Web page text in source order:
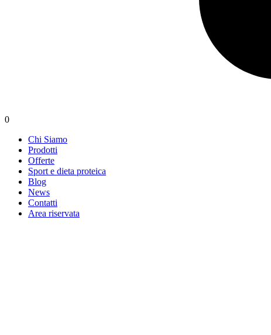
0
Chi Siamo
Prodotti
Offerte
Sport e dieta proteica
Blog
News
Contatti
Area riservata